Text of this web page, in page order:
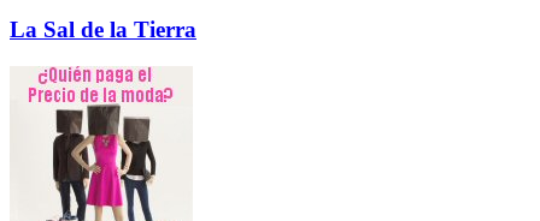
La Sal de la Tierra